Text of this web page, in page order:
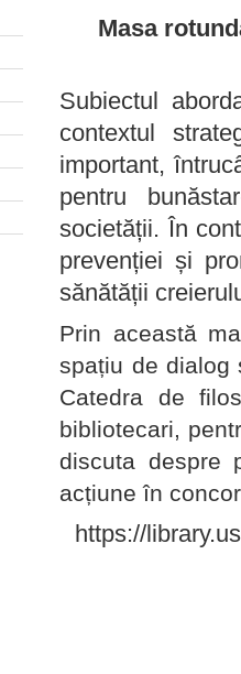
Masa
Subiectul
contextul
important,
pentru
societății. În
prevenției și
sănătății
Prin această
spațiu de dialog
Catedra de
bibliotecari,
discuta despre
acțiune în
https://